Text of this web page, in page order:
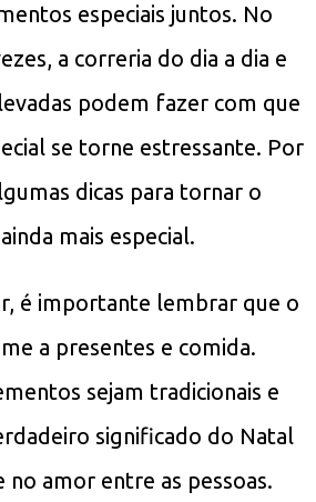
especiais juntos. No
a correria do dia a dia e
podem fazer com que
se torne estressante. Por
dicas para tornar o
mais especial.
é importante lembrar que o
a presentes e comida.
sejam tradicionais e
significado do Natal
no amor entre as pessoas.